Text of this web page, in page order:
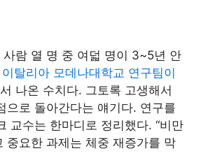
사람 열 명 중 여덟 명이 3~5년 안
이탈리아 모데나대학교 연구팀이
나온 수치다. 그토록 고생해서
으로 돌아간다는 얘기다. 연구를
교수는 한마디로 정리했다. “비만
중요한 과제는 체중 재증가를 막